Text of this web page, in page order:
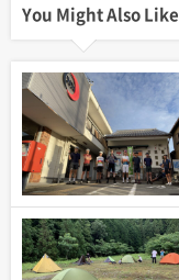
You Might Also Like